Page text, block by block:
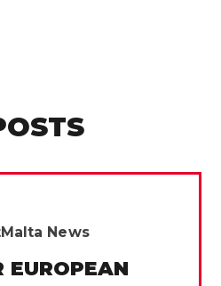
News
EUROPEAN